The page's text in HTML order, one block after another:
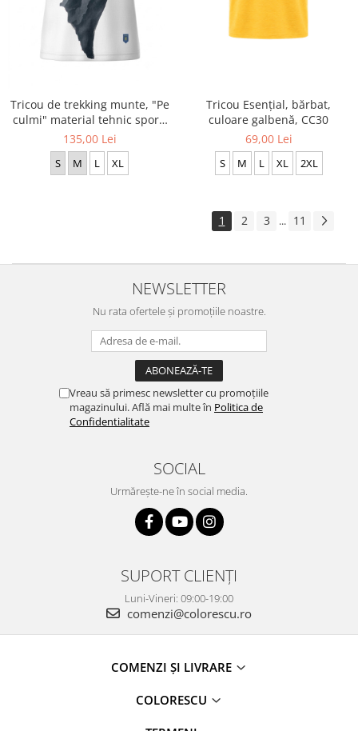
Tricou de trekking munte, "Pe
culmi" material tehnic sport,
damă, culoare albă CS74
135,00 Lei
S M L XL
Tricou Esențial, bărbat,
culoare galbenă, CC30
69,00 Lei
S M L XL 2XL
1 2 3 ... 11
NEWSLETTER
Nu rata ofertele și promoțiile noastre.
Vreau să primesc newsletter cu promoțiile
magazinului. Află mai multe în Politica de
Confidentialitate
SOCIAL
Urmărește-ne în social media.
SUPORT CLIENȚI
Luni-Vineri: 09:00-19:00
comenzi@colorescu.ro
COMENZI ȘI LIVRARE
COLORESCU